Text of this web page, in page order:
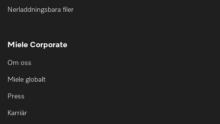
Nerladdningsbara filer
Miele Corporate
Om oss
Miele globalt
Press
Karriär